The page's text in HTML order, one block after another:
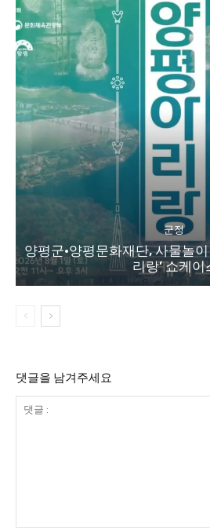
군정
양평군·양평문화재단, 사물놀
리랑’ 쇼케이
댓글을 남겨주세요